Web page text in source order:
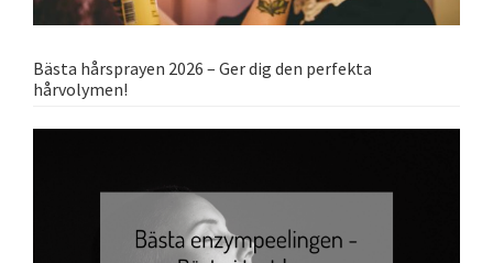
Bästa hårsprayen 2026 – Ger dig den perfekta
hårvolymen!